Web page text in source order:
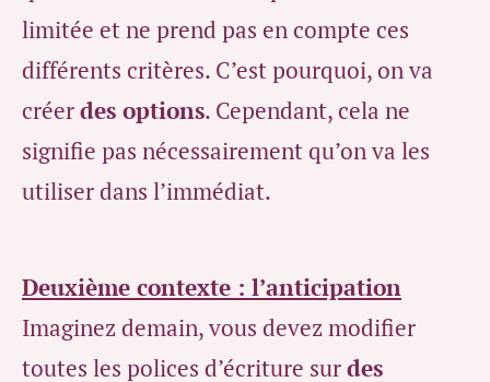
limitée et ne prend pas en compte ces
différents critères. C’est pourquoi, on va
créerdes options. Cependant, cela ne
signifie pas nécessairement qu’on va les
utiliser dans l’immédiat.
Deuxième contexte : l’anticipation
Imaginez demain, vous devez modifier
toutes les polices d’écriture surdes